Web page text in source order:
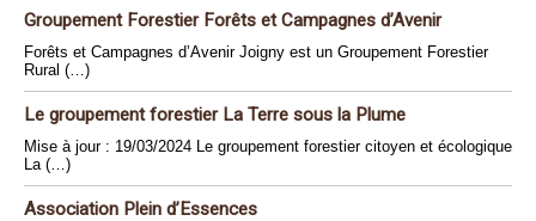
Groupement Forestier Forêts et Campagnes d’Avenir
Forêts et Campagnes d’Avenir Joigny est un Groupement Forestier
Rural (…)
Le groupement forestier La Terre sous la Plume
Mise à jour : 19/03/2024 Le groupement forestier citoyen et écologique
La (…)
Association Plein d’Essences